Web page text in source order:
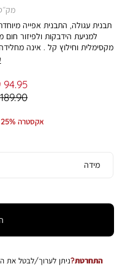
למניעת הידבקות ולפיזור
תאים לשימוש כ- תבנית
Price
189.90 ₪
To
94.95 ₪
אקסטרה 25% על היתרה! מתעדכן בסל
התחרטת?ניתן לערוך/לבטל את